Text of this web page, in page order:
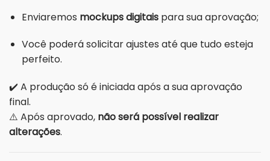
Enviaremos mockups digitaispara sua aprovação;
Você poderá solicitar ajustes até que tudo esteja
perfeito.
✔️ A produção só é iniciada após a sua aprovação
final.
⚠️ Após aprovado, não será possível realizar
alterações.